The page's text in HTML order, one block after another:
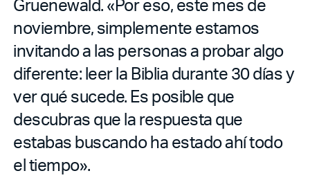
Gruenewald. «Por eso, este mes de
noviembre, simplemente estamos
invitando a las personas a probar algo
diferente: leer la Biblia durante 30 días y
ver qué sucede. Es posible que
descubras que la respuesta que
estabas buscando ha estado ahí todo
el tiempo».